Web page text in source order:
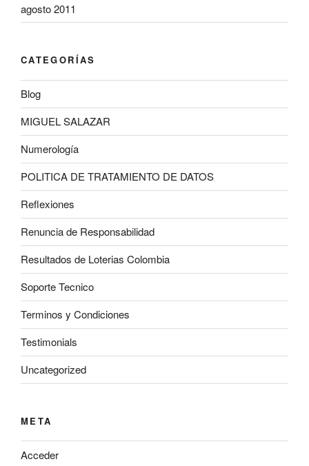
agosto 2011
CATEGORÍAS
Blog
MIGUEL SALAZAR
Numerología
POLITICA DE TRATAMIENTO DE DATOS
Reflexiones
Renuncia de Responsabilidad
Resultados de Loterias Colombia
Soporte Tecnico
Terminos y Condiciones
Testimonials
Uncategorized
META
Acceder